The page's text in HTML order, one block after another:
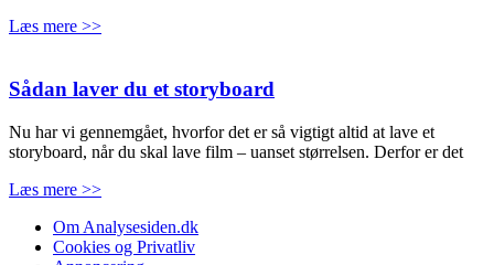
Læs mere >>
Sådan laver du et storyboard
Nu har vi gennemgået, hvorfor det er så vigtigt altid at lave et
storyboard, når du skal lave film – uanset størrelsen. Derfor er det
Læs mere >>
Om Analysesiden.dk
Cookies og Privatliv